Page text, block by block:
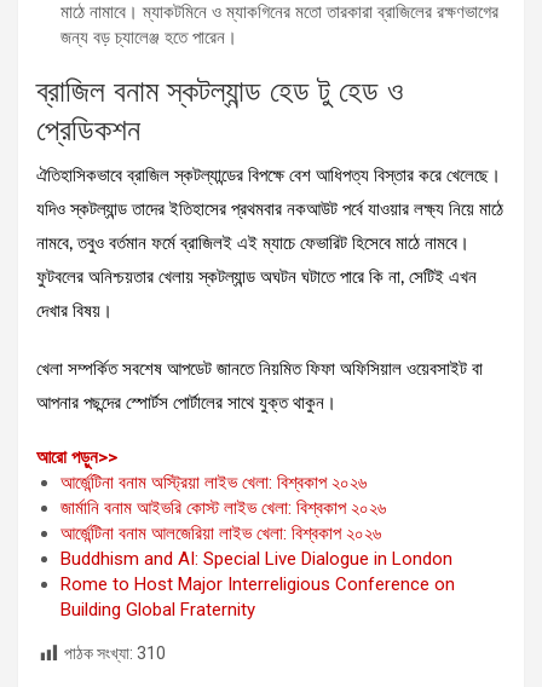
মাঠে নামাবে। ম্যাকটমিনে ও ম্যাকগিনের মতো তারকারা ব্রাজিলের রক্ষণভাগের
জন্য বড় চ্যালেঞ্জ হতে পারেন।
ব্রাজিল বনাম স্কটল্যান্ড হেড টু হেড ও
প্রেডিকশন
ঐতিহাসিকভাবে ব্রাজিল স্কটল্যান্ডের বিপক্ষে বেশ আধিপত্য বিস্তার করে খেলেছে।
যদিও স্কটল্যান্ড তাদের ইতিহাসের প্রথমবার নকআউট পর্বে যাওয়ার লক্ষ্য নিয়ে মাঠে
নামবে, তবুও বর্তমান ফর্মে ব্রাজিলই এই ম্যাচে ফেভারিট হিসেবে মাঠে নামবে।
ফুটবলের অনিশ্চয়তার খেলায় স্কটল্যান্ড অঘটন ঘটাতে পারে কি না, সেটিই এখন
দেখার বিষয়।
খেলা সম্পর্কিত সবশেষ আপডেট জানতে নিয়মিত ফিফা অফিসিয়াল ওয়েবসাইট বা
আপনার পছন্দের স্পোর্টস পোর্টালের সাথে যুক্ত থাকুন।
আরো পড়ুন>>:
ব্রাজিল
বনাম
স্কটল্যান্ড
লাইভ
খেলা:
বিশ্বকাপ
আর্জেন্টিনা বনাম অস্ট্রিয়া লাইভ খেলা: বিশ্বকাপ ২০২৬
জার্মানি বনাম আইভরি কোস্ট লাইভ খেলা: বিশ্বকাপ ২০২৬
আর্জেন্টিনা বনাম আলজেরিয়া লাইভ খেলা: বিশ্বকাপ ২০২৬
Buddhism and AI: Special Live Dialogue in London
Rome to Host Major Interreligious Conference on
Building Global Fraternity
পাঠক সংখ্যা: 310